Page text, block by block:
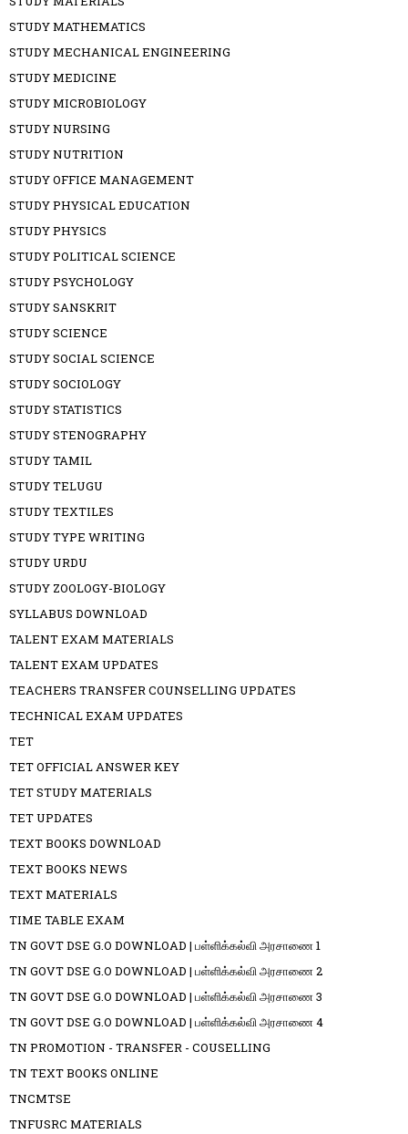
STUDY MATHEMATICS
STUDY MECHANICAL ENGINEERING
STUDY MEDICINE
STUDY MICROBIOLOGY
STUDY NURSING
STUDY NUTRITION
STUDY OFFICE MANAGEMENT
STUDY PHYSICAL EDUCATION
STUDY PHYSICS
STUDY POLITICAL SCIENCE
STUDY PSYCHOLOGY
STUDY SANSKRIT
STUDY SCIENCE
STUDY SOCIAL SCIENCE
STUDY SOCIOLOGY
STUDY STATISTICS
STUDY STENOGRAPHY
STUDY TAMIL
STUDY TELUGU
STUDY TEXTILES
STUDY TYPE WRITING
STUDY URDU
STUDY ZOOLOGY-BIOLOGY
SYLLABUS DOWNLOAD
TALENT EXAM MATERIALS
TALENT EXAM UPDATES
TEACHERS TRANSFER COUNSELLING UPDATES
TECHNICAL EXAM UPDATES
TET
TET OFFICIAL ANSWER KEY
TET STUDY MATERIALS
TET UPDATES
TEXT BOOKS DOWNLOAD
TEXT BOOKS NEWS
TEXT MATERIALS
TIME TABLE EXAM
TN GOVT DSE G.O DOWNLOAD | பள்ளிக்கல்வி அரசாணை 1
TN GOVT DSE G.O DOWNLOAD | பள்ளிக்கல்வி அரசாணை 2
TN GOVT DSE G.O DOWNLOAD | பள்ளிக்கல்வி அரசாணை 3
TN GOVT DSE G.O DOWNLOAD | பள்ளிக்கல்வி அரசாணை 4
TN PROMOTION - TRANSFER - COUSELLING
TN TEXT BOOKS ONLINE
TNCMTSE
TNFUSRC MATERIALS